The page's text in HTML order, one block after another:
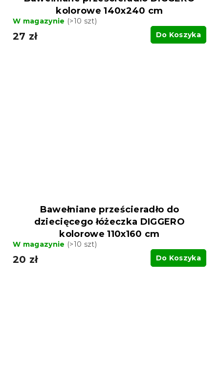
kolorowe 140x240 cm
W magazynie (>10 szt)
27 zł Do Koszyka
Bawełniane prześcieradło do
dziecięcego łóżeczka DIGGERO
kolorowe 110x160 cm
W magazynie (>10 szt)
20 zł Do Koszyka